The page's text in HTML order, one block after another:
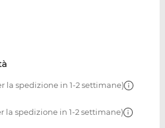
la spedizione in 1-2 settimane)
la spedizione in 1-2 settimane)